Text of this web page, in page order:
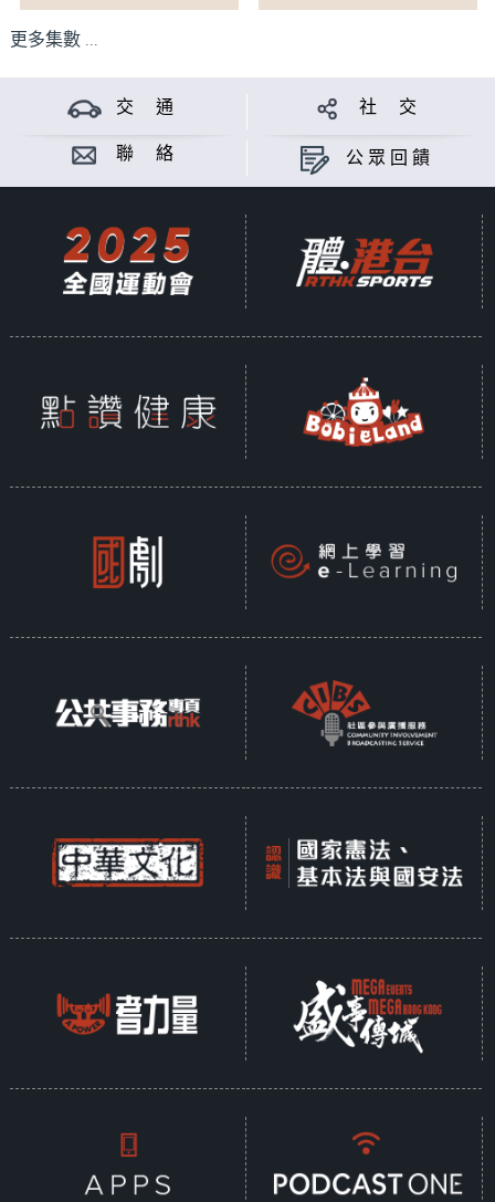
更多集數 ...
交 通 社 交
聯 絡 公眾回饋